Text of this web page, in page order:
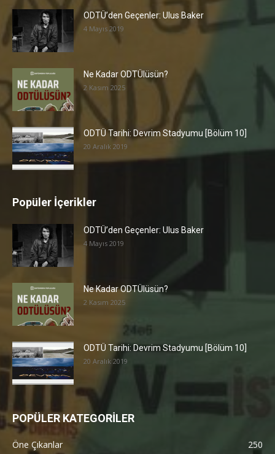
ODTÜ’den Geçenler: Ulus Baker
4 Mayıs 2019
Ne Kadar ODTÜlüsün?
2 Kasım 2025
ODTÜ Tarihi: Devrim Stadyumu [Bölüm 10]
20 Aralık 2019
Popüler İçerikler
ODTÜ’den Geçenler: Ulus Baker
4 Mayıs 2019
Ne Kadar ODTÜlüsün?
2 Kasım 2025
ODTÜ Tarihi: Devrim Stadyumu [Bölüm 10]
20 Aralık 2019
POPÜLER KATEGORİLER
Öne Çıkanlar
250